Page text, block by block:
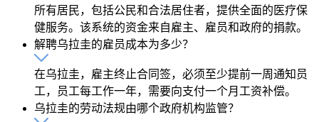
所有居民，包括公民和合法居住者，提供全面的医疗保
健服务。该系统的资金来自雇主、雇员和政府的捐款。
解聘乌拉圭的雇员成本为多少？
在乌拉圭，雇主终止合同签，必须至少提前一周通知员
工，员工每工作一年，需要向支付一个月工资补偿。
乌拉圭的劳动法规由哪个政府机构监管？